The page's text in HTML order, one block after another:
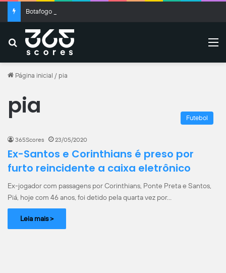
Buscar
Página inicial / pia
pia Futebol
365Scores 23/05/2020
Ex-Santos e Corinthians é preso por
furto reincidente a caixa eletrônico
Ex-jogador com passagens por Corinthians, Ponte Preta e Santos,
Piá, hoje com 46 anos, foi detido pela quarta vez por…
Leia mais >